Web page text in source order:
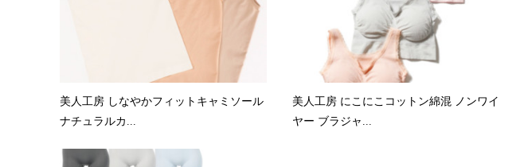
美人工房 しなやかフィットキャミソール
ナチュラルカ...
美人工房 にこにこコットン綿混 ノンワイ
ヤー ブラジャ...